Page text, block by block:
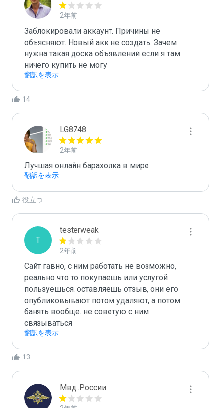
2年前
Заблокировали аккаунт. Причины не
объясняют. Новый акк не создать. Зачем
нужна такая доска объявлений если я там
ничего купить не могу
翻訳を表示
14
LG8748
2年前
Лучшая онлайн барахолка в мире
翻訳を表示
役立つ
T
testerweak
2年前
Сайт гавно, с ним работать не возможно,
реально что то покупаешь или услугой
пользуешься, оставляешь отзыв, они его
опубликовывают потом удаляют, а потом
банять вообще. не советую с ним
связываться
翻訳を表示
13
Мвд..России